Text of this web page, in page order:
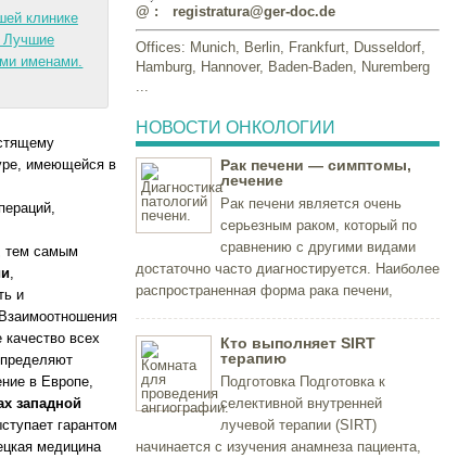
имеющейся в
тем самым
,
и
всех
в Европе,
западной
гарантом
медицина
@ :
registratura@ger-doc.de
Offices: Munich, Berlin, Frankfurt, Dusseldorf,
Hamburg, Hannover, Baden-Baden, Nuremberg
...
НОВОСТИ ОНКОЛОГИИ
Рак печени — симптомы,
лечение
Рак печени является очень
серьезным раком, который по
сравнению с другими видами
достаточно часто диагностируется. Наиболее
распространенная форма рака печени,
Кто выполняет SIRT
терапию
Подготовка Подготовка к
селективной внутренней
лучевой терапии (SIRT)
начинается с изучения анамнеза пациента,